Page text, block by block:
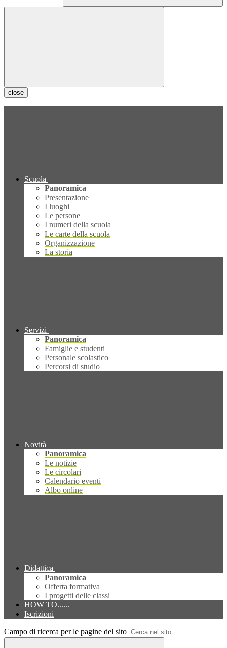
close
Scuola
Panoramica
Presentazione
I luoghi
Le persone
I numeri della scuola
Le carte della scuola
Organizzazione
La storia
Servizi
Panoramica
Famiglie e studenti
Personale scolastico
Percorsi di studio
Novità
Panoramica
Le notizie
Le circolari
Calendario eventi
Albo online
Didattica
Panoramica
Offerta formativa
I progetti delle classi
HOW TO......
Iscrizioni
Campo di ricerca per le pagine del sito